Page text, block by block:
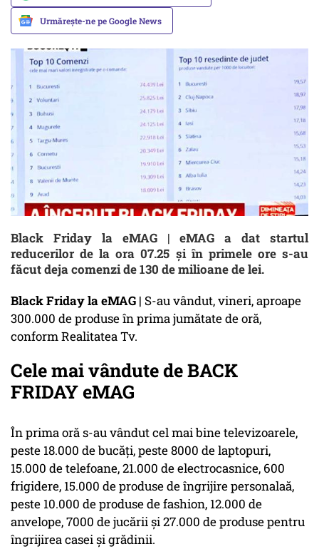
Urmărește-ne pe Google News
Black Friday la eMAG | eMAG a dat startul
reducerilor de la ora 07.25 și în primele ore s-au
făcut deja comenzi de 130 de milioane de lei.
Black Friday la eMAG | S-au vândut, vineri, aproape
300.000 de produse în prima jumătate de oră,
conform Realitatea Tv.
Cele mai vândute de BACK
FRIDAY eMAG
În prima oră s-au vândut cel mai bine televizoarele,
peste 18.000 de bucăți, peste 8000 de laptopuri,
15.000 de telefoane, 21.000 de electrocasnice, 600
frigidere, 15.000 de produse de îngrijire personalaă,
peste 10.000 de produse de fashion, 12.000 de
anvelope, 7000 de jucării și 27.000 de produse pentru
îngrijirea casei și grădinii.